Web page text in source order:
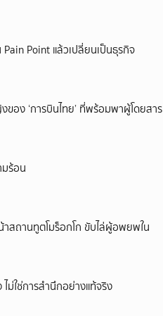
Point แล้วเปลี่ยนเป็นธุรกิจ
ง ‘การบินไทย’ ที่พร้อมพาผู้โดยสาร
มร้อน
าสถานทูตโมร็อกโก ขับไล่ผู้อพยพใน
ม่ใช่การสำนึกอย่างแท้จริง